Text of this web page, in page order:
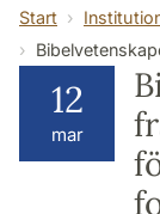
Institutionen
Start
Bibelvetenskapens framtid -
12
mar